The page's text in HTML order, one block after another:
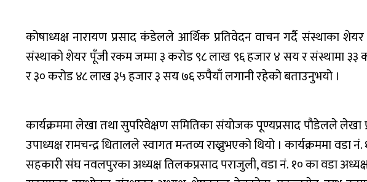
कोषाध्यक्ष नारायण प्रसाद कंडेलले आर्थिक प्रतिवेदन वाचन गर्दै संस्थाका
संस्थाको शेयर पूँजी रकम जम्मा ३ करोड ९८ लाख ९६ हजार ४ सय र संस्थामा
र ३० करोड ४८ लाख ३५ हजार ३ सय ७६ रुपैयाँ लगानी रहेको बताउनुभयो ।
कार्यक्रममा लेखा तथा सुपरिवेक्षण समितिका संयोजक पूण्यप्रसाद पौडेलले लेखा
उपाध्यक्ष रामचन्द्र धितालले स्वागत मन्तव्य राख्नुभएको थियो । कार्यक्रममा वडा
सहकारी संघ नवलपुरका अध्यक्ष तिलकप्रसाद पराजुली, वडा नं. १० का वडा